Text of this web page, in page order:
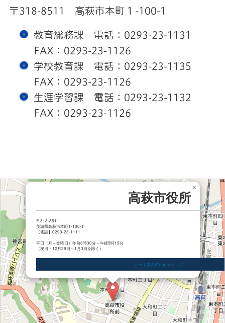
〒318-8511 高萩市本町１-100-1
教育総務課 電話：0293-23-1131
FAX：0293-23-1126
学校教育課 電話：0293-23-1135
FAX：0293-23-1126
生涯学習課 電話：0293-23-1132
FAX：0293-23-1126
高萩市役所
〒318-8511
茨城県高萩市本町1-100-1
【電話】0293-23-1111
平日（月～金曜日）午前8時30分～午後5時15分
（祝日・12月29日～1月3日を除く）
ルート案内(Googleマップ)
×